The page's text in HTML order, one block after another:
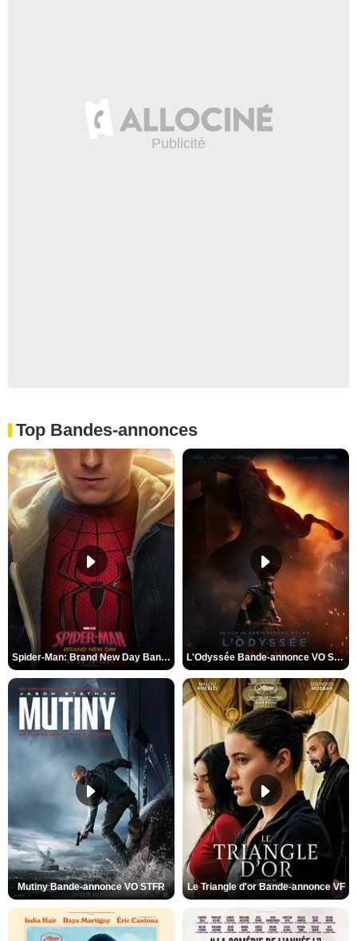
Top Bandes-annonces
Spider-Man: Brand New Day Bande-annonce VO STFR L'Odyssée Bande-annonce VO STFR
Mutiny Bande-annonce VO STFR Le Triangle d'or Bande-annonce VF